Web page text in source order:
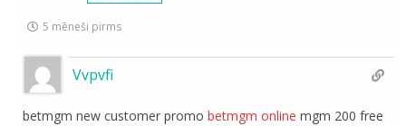
5 mēneši pirms
Vvpvfi
betmgm new customer promobetmgm online mgm 200 free